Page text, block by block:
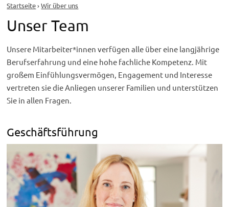
S
e
s
i
n
i
r
Startseite›Wir über uns
Unser Team
Unsere Mitarbeiter*innen verfügen alle über eine langjährige
Berufserfahrung und eine hohe fachliche Kompetenz. Mit
großem Einfühlungsvermögen, Engagement und Interesse
vertreten sie die Anliegen unserer Familien und unterstützen
Sie in allen Fragen.
Geschäftsführung